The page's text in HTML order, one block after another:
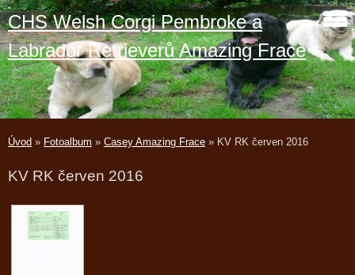
CHS Welsh Corgi Pembroke a
Labrador Retrieverů Amazing Frace
Úvod » Fotoalbum » Casey Amazing Frace » KV RK červen 2016
KV RK červen 2016